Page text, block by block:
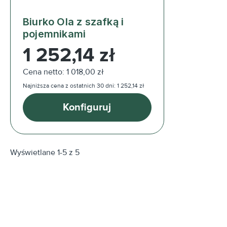
Biurko Ola z szafką i
pojemnikami
Cena regularna:
1 252,14 zł
Cena netto: 1 018,00 zł
Najniższa cena z ostatnich 30 dni: 1 252,14 zł
Konfiguruj
Wyświetlane 1-5 z 5